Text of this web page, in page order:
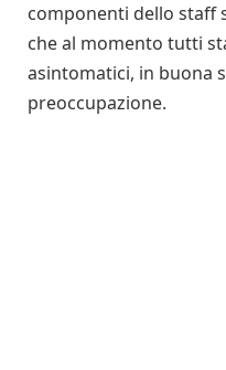
componenti dello staff
che al momento tutti
asintomatici, in buona
preoccupazione.